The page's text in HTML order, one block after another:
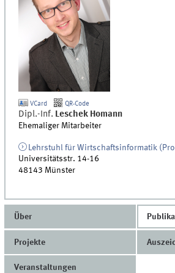
VCard QR-Code
Dipl.-Inf. Leschek Homann
Ehemaliger Mitarbeiter
Lehrstuhl für Wirtschaftsinformatik
Universitätsstr. 14-16
48143 Münster
Über
Projekte
Veranstaltungen